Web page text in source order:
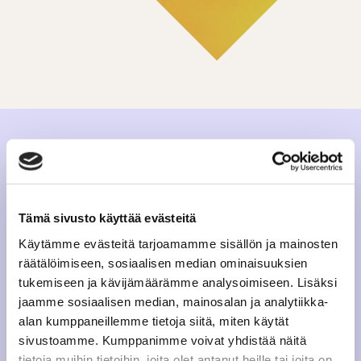
Tämä sivusto käyttää evästeitä
Käytämme evästeitä tarjoamamme sisällön ja mainosten
räätälöimiseen, sosiaalisen median ominaisuuksien
tukemiseen ja kävijämäärämme analysoimiseen. Lisäksi
jaamme sosiaalisen median, mainosalan ja analytiikka-
alan kumppaneillemme tietoja siitä, miten käytät
sivustoamme. Kumppanimme voivat yhdistää näitä